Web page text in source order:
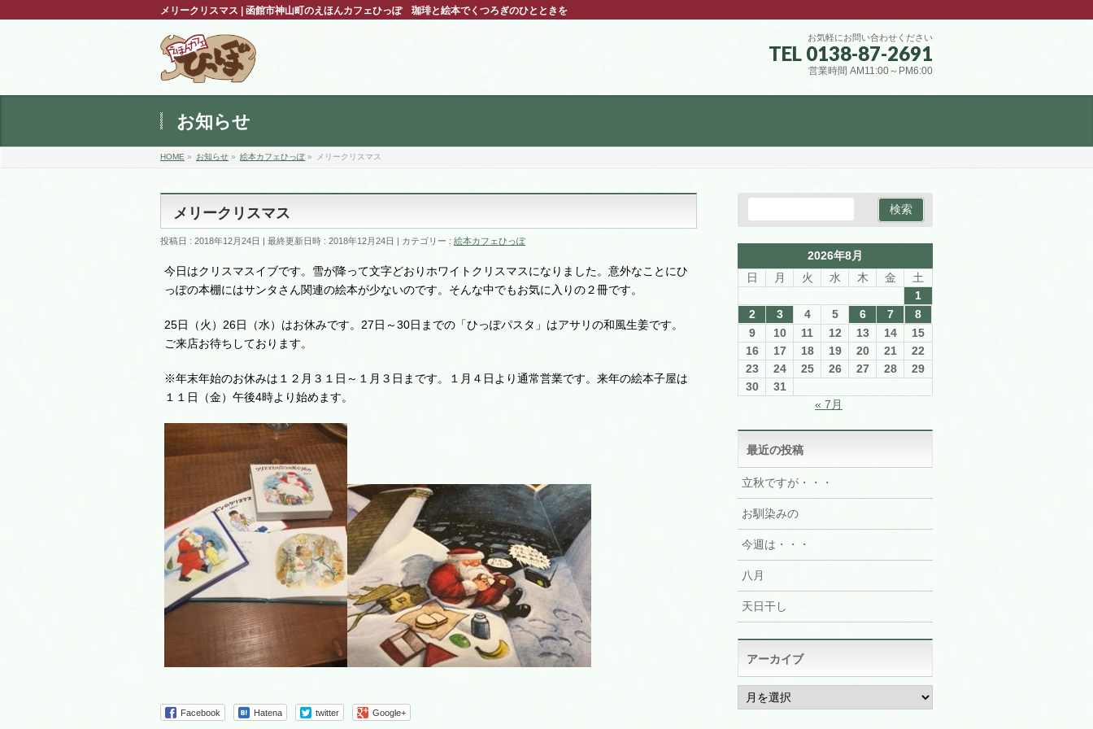
メリークリスマス | 函館市神山町のえほんカフェひっぽ 珈琲と絵本でくつろぎのひとときを
お気軽にお問い合わせください
TEL 0138-87-2691
営業時間 AM11:00～PM6:00
お知らせ
HOME » お知らせ » 絵本カフェひっぽ» メリークリスマス
メリークリスマス
投稿日 : 2018年12月24日 最終更新日時 : 2018年12月24日 カテゴリー : 絵本カフェひっぽ
今日はクリスマスイブです。雪が降って文字どおりホワイトクリスマスになりました。意外なことにひ
っぽの本棚にはサンタさん関連の絵本が少ないのです。そんな中でもお気に入りの２冊です。
25日（火）26日（水）はお休みです。27日～30日までの「ひっぽパスタ」はアサリの和風生姜です。
ご来店お待ちしております。
※年末年始のお休みは１２月３１日～１月３日まです。１月４日より通常営業です。来年の絵本子屋は
１１日（金）午後4時より始めます。
Facebook Hatena twitter Google+
2026年8月
日
月 火 水 木 金
土
1
2
3 4 5 6 7
8
9
10 11 12 13 14
15
16
17 18 19 20 21
22
23
24 25 26 27 28
29
30
31
« 7月
最近の投稿
立秋ですが・・・
お馴染みの
今週は・・・
八月
天日干し
アーカイブ
ア
ー